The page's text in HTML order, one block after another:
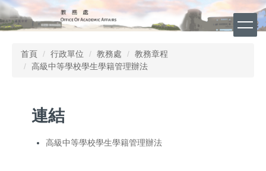
跳
到
主
首頁 行政單位 教務處
教務章程
高級中等學校學生學籍管理辦法
連結
高級中等學校學生學籍管理辦法